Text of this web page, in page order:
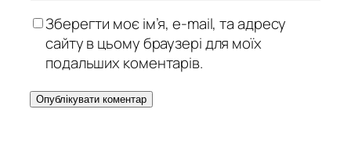
Зберегти моє ім’я, e-mail, та адресу
сайту в цьому браузері для моїх
подальших коментарів.